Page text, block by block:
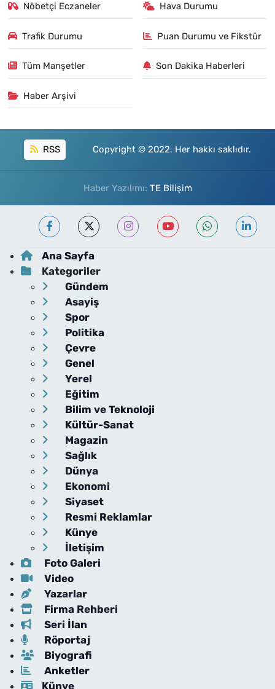
Nöbetçi Eczaneler Hava Durumu
Trafik Durumu Puan Durumu ve Fikstür
Tüm Manşetler Son Dakika Haberleri
Haber Arşivi
RSS Copyright © 2022. Her hakkı saklıdır.
Haber Yazılımı: TE Bilişim
Ana Sayfa
Kategoriler
Gündem
Asayiş
Spor
Politika
Çevre
Genel
Yerel
Eğitim
Bilim ve Teknoloji
Kültür-Sanat
Magazin
Sağlık
Dünya
Ekonomi
Siyaset
Resmi Reklamlar
Künye
İletişim
Foto Galeri
Video
Yazarlar
Firma Rehberi
Seri İlan
Röportaj
Biyografi
Anketler
Künye